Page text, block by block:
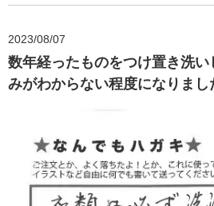
2023/08/07
数年経ったものをつけ置き洗
みがわからない程度になりまし